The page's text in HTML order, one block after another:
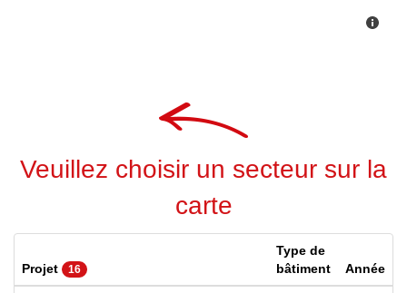
Veuillez choisir un secteur sur la
carte
Projet 16
Type de
bâtiment
Année